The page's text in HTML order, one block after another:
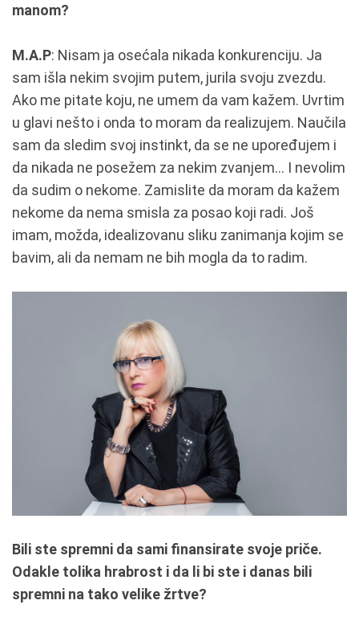
manom?
M.A.P: Nisam ja osećala nikada konkurenciju. Ja
sam išla nekim svojim putem, jurila svoju zvezdu.
Ako me pitate koju, ne umem da vam kažem. Uvrtim
u glavi nešto i onda to moram da realizujem. Naučila
sam da sledim svoj instinkt, da se ne upoređujem i
da nikada ne posežem za nekim zvanjem... I nevolim
da sudim o nekome. Zamislite da moram da kažem
nekome da nema smisla za posao koji radi. Još
imam, možda, idealizovanu sliku zanimanja kojim se
bavim, ali da nemam ne bih mogla da to radim.
Bili ste spremni da sami finansirate svoje priče.
Odakle tolika hrabrost i da li bi ste i danas bili
spremni na tako velike žrtve?